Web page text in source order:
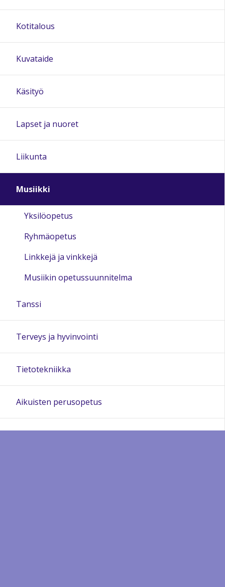
Kotitalous
Kuvataide
Käsityö
Lapset ja nuoret
Liikunta
Musiikki
Yksilöopetus
Ryhmäopetus
Linkkejä ja vinkkejä
Musiikin opetussuunnitelma
Tanssi
Terveys ja hyvinvointi
Tietotekniikka
Aikuisten perusopetus